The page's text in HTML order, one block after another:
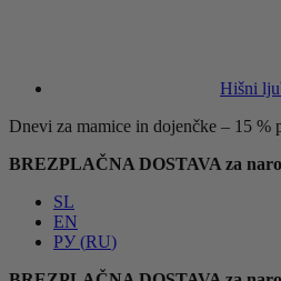
Hišni
Dnevi za mamice in dojenčke – 15 %
BREZPLAČNA DOSTAVA za
SL
EN
РУ (RU)